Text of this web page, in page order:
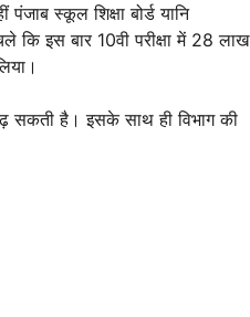
स्कूल शिक्षा बोर्ड यानि
कि इस बार 10वी परीक्षा में 28 लाख
सकती है। इसके साथ ही विभाग की